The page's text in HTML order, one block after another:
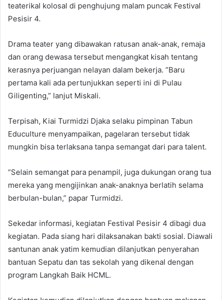
teaterikal kolosal di penghujung malam puncak Festival
Pesisir 4.
Drama teater yang dibawakan ratusan anak-anak, remaja
dan orang dewasa tersebut mengangkat kisah tentang
kerasnya perjuangan nelayan dalam bekerja. ”Baru
pertama kali ada pertunjukkan seperti ini di Pulau
Giligenting,” lanjut Miskali.
Terpisah, Kiai Turmidzi Djaka selaku pimpinan Tabun
Educulture menyampaikan, pagelaran tersebut tidak
mungkin bisa terlaksana tanpa semangat dari para talent.
“Selain semangat para penampil, juga dukungan orang tua
mereka yang mengijinkan anak-anaknya berlatih selama
berbulan-bulan,” papar Turmidzi.
Sekedar informasi, kegiatan Festival Pesisir 4 dibagi dua
kegiatan. Pada siang hari dilaksanakan bakti sosial. Diawali
santunan anak yatim kemudian dilanjutkan penyerahan
bantuan Sepatu dan tas sekolah yang dikenal dengan
program Langkah Baik HCML.